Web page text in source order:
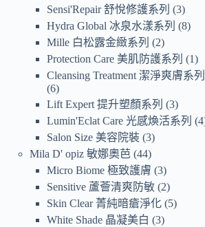
Sensi'Repair 舒悅修護系列
3
Hydra Global 冰泉水漾系列
8
Mille 白松露金緻系列
2
Protection Care 美肌防護系列
1
Cleansing Treatment 潔淨爽膚系列
6
Lift Expert 提升塑顏系列
3
Lumin'Eclat Care 光感煥活系列
4
Salon Size 美容院裝 3
Mila D' opiz 敏娜奧芭 44
Micro Biome 極致護膚 3
Sensitive 蘆薈清爽防敏 2
Skin Clear 菁純暗瘡淨化 5
White Shade 晶凝美白
3